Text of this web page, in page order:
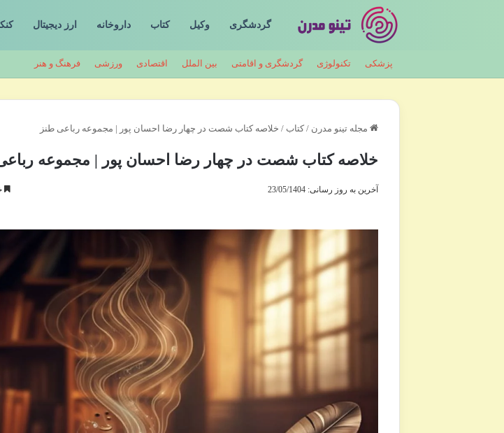
گردشگری وکیل کتاب داروخانه ارز دیجیتال
پزشکی تکنولوژی گردشگری و اقامتی بین الملل اقتصادی ورزشی فرهنگ و هنر
مجله تینو مدرن / کتاب / خلاصه کتاب شصت در چهار رضا احسان پور | مجموعه رباعی طنز
خلاصه کتاب شصت در چهار رضا احسان پور | مجموعه
آخرین به روز رسانی: 23/05/1404